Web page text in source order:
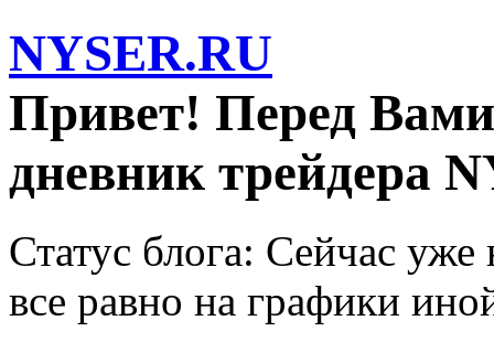
NYSER.RU
Привет! Перед
дневник трейдера
Статус блога: Сейчас
все равно на графики